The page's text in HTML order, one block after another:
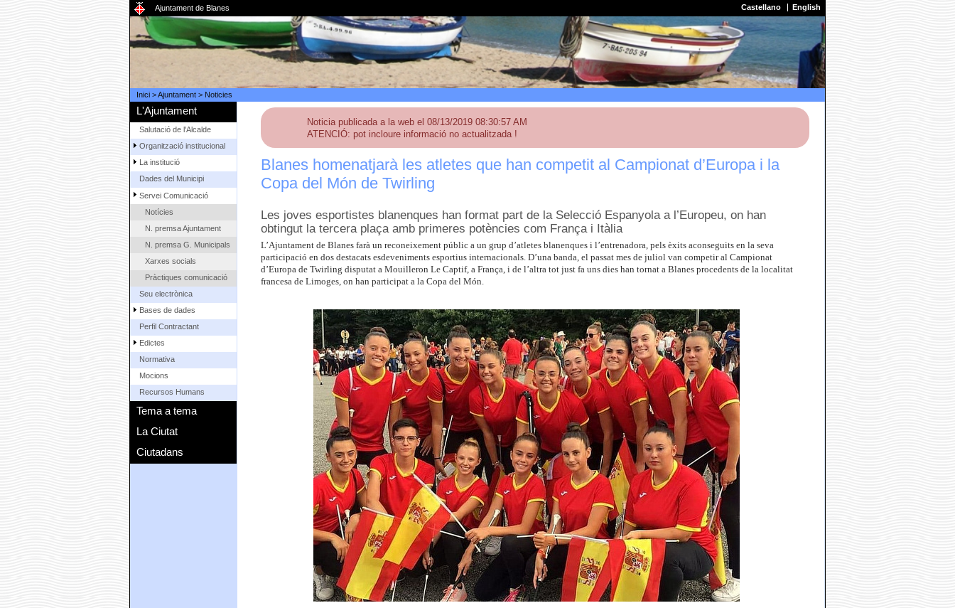
Ajuntament de Blanes Castellano English
Inici>Ajuntament> Noticies
L'Ajuntament
Salutació de l'Alcalde
Organització institucional
La institució
Dades del Municipi
Servei Comunicació
Notícies
N. premsa Ajuntament
N. premsa G. Municipals
Xarxes socials
Pràctiques comunicació
Seu electrònica
Bases de dades
Perfil Contractant
Edictes
Normativa
Mocions
Recursos Humans
Tema a tema
La Ciutat
Ciutadans
Noticia publicada a la web el 08/13/2019 08:30:57 AM
ATENCIÓ: pot incloure informació no actualitzada !
Blanes homenatjarà les atletes que han competit al Campionat d’Europa i la
Copa del Món de Twirling
Les joves esportistes blanenques han format part de la Selecció Espanyola a l’Europeu, on han
obtingut la tercera plaça amb primeres potències com França i Itàlia
L’Ajuntament de Blanes farà un reconeixement públic a un grup d’atletes blanenques i l’entrenadora, pels èxits aconseguits en la seva
participació en dos destacats esdeveniments esportius internacionals. D’una banda, el passat mes de juliol van competir al Campionat
d’Europa de Twirling disputat a Mouilleron Le Captif, a França, i de l’altra tot just fa uns dies han tornat a Blanes procedents de la localitat
francesa de Limoges, on han participat a la Copa del Món.